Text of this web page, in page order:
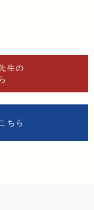
生の
ちら